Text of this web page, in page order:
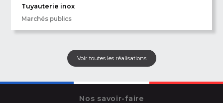
Tuyauterie inox
Marchés publics
Voir toutes les réalisations
Nos savoir-faire